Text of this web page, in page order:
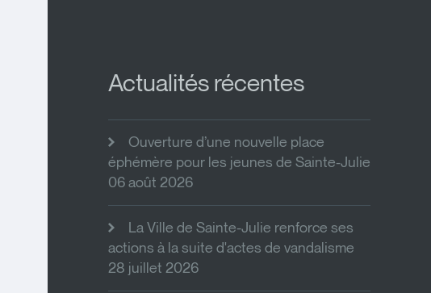
Actualités récentes
Ouverture d’une nouvelle place
éphémère pour les jeunes de Sainte-Julie
06 août 2026
La Ville de Sainte-Julie renforce ses
actions à la suite d'actes de vandalisme
28 juillet 2026